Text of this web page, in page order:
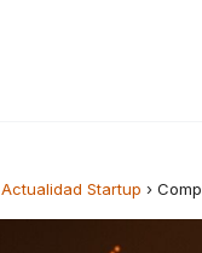
Actualidad Startup ›